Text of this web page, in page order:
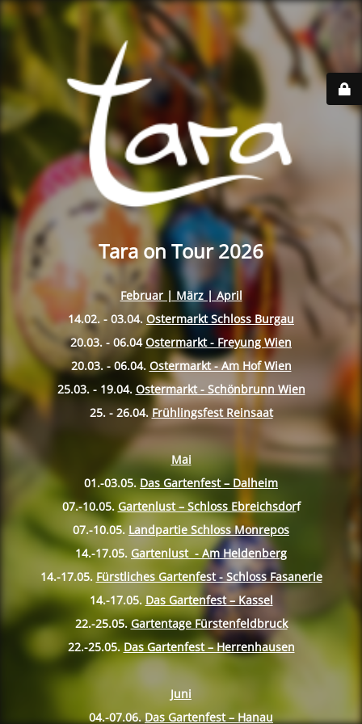
Tara on Tour 2026
Februar | März | April
14.02. - 03.04. Ostermarkt Schloss Burgau
20.03. - 06.04 Ostermarkt - Freyung Wien
20.03. - 06.04. Ostermarkt - Am Hof Wien
25.03. - 19.04. Ostermarkt - Schönbrunn Wien
25. - 26.04. Frühlingsfest Reinsaat
Mai
01.-03.05. Das Gartenfest – Dalheim
07.-10.05. Gartenlust – Schloss Ebreichsdorf
07.-10.05. Landpartie Schloss Monrepos
14.-17.05. Gartenlust - Am Heldenberg
14.-17.05. Fürstliches Gartenfest - Schloss Fasanerie
14.-17.05. Das Gartenfest – Kassel
22.-25.05. Gartentage Fürstenfeldbruck
22.-25.05. Das Gartenfest – Herrenhausen
Juni
04.-07.06. Das Gartenfest – Hanau